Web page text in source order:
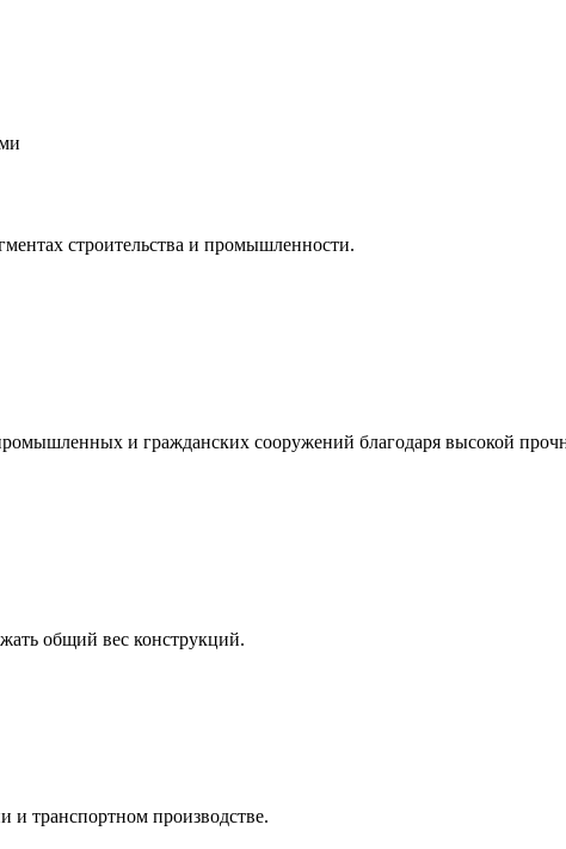
строительства и промышленности.
и гражданских сооружений благодаря высокой
общий вес конструкций.
и транспортном производстве.